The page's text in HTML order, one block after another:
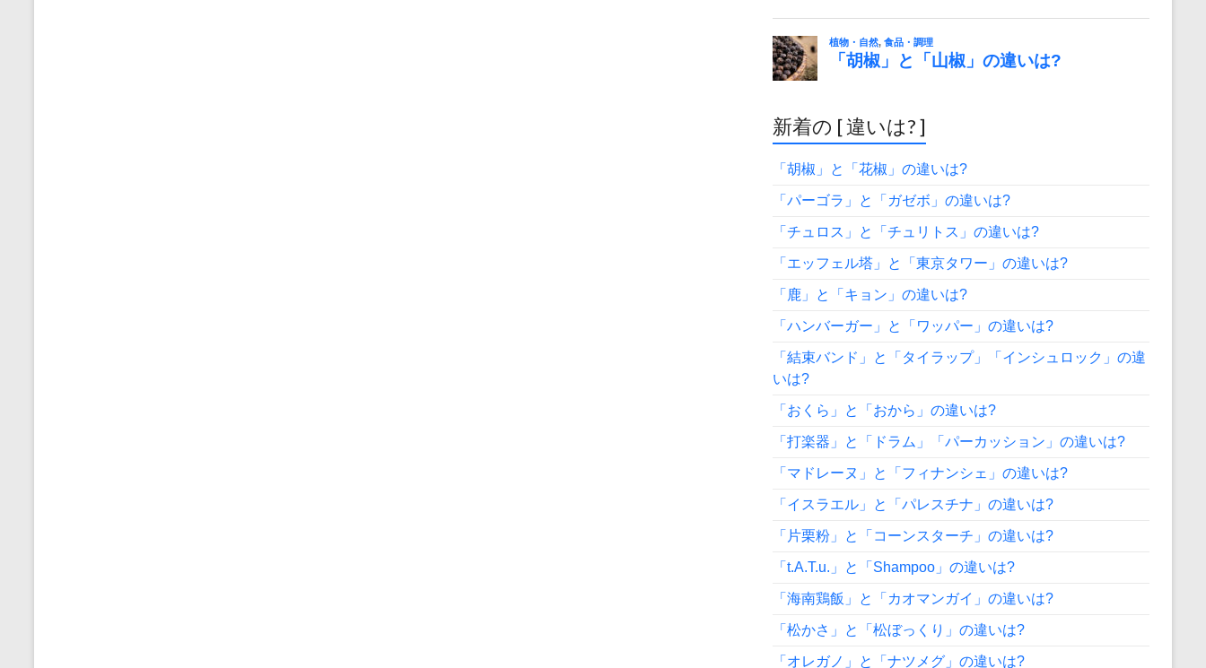
新着の [ 違いは? ]
「胡椒」と「花椒」の違いは?
「パーゴラ」と「ガゼボ」の違いは?
「チュロス」と「チュリトス」の違いは?
「エッフェル塔」と「東京タワー」の違いは?
「鹿」と「キョン」の違いは?
「ハンバーガー」と「ワッパー」の違いは?
「結束バンド」と「タイラップ」「インシュロック」の違
いは?
「おくら」と「おから」の違いは?
「打楽器」と「ドラム」「パーカッション」の違いは?
「マドレーヌ」と「フィナンシェ」の違いは?
「イスラエル」と「パレスチナ」の違いは?
「片栗粉」と「コーンスターチ」の違いは?
「t.A.T.u.」と「Shampoo」の違いは?
「海南鶏飯」と「カオマンガイ」の違いは?
「松かさ」と「松ぼっくり」の違いは?
「オレガノ」と「ナツメグ」の違いは?